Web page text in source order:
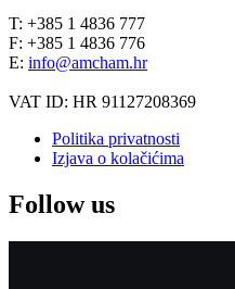
T: +385 1 4836 777
F: +385 1 4836 776
E: info@amcham.hr
VAT ID: HR 91127208369
Politika privatnosti
Izjava o kolačićima
Follow us